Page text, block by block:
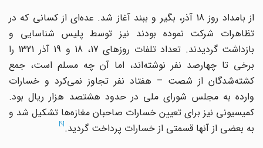
از بامداد روز 18 آذر، بگیر و ببند آغاز شد. عده‌ای از کسانی که در
تظاهرات شرکت نموده بودند نیز توسط پلیس شناسایی و
بازداشت گردیدند. تعداد تلفات روزهای 17، 18 و 19 آذر 1321 را
برخی تا چهارصد نفر نوشته‌اند، اما آن چه مسلم است، جمع
کشته‌شدگان از شصت – هفتاد نفر تجاوز نمی‌کرد و خسارات
وارده به مجلس شورای ملی در حدود هشتصد هزار ریال بود.
کمیسیونی نیز برای تعیین خسارات صاحبان مغازه‌ها تشکیل شد و
به بعضی از آنها قسمتی از خسارات پرداخت گردید.